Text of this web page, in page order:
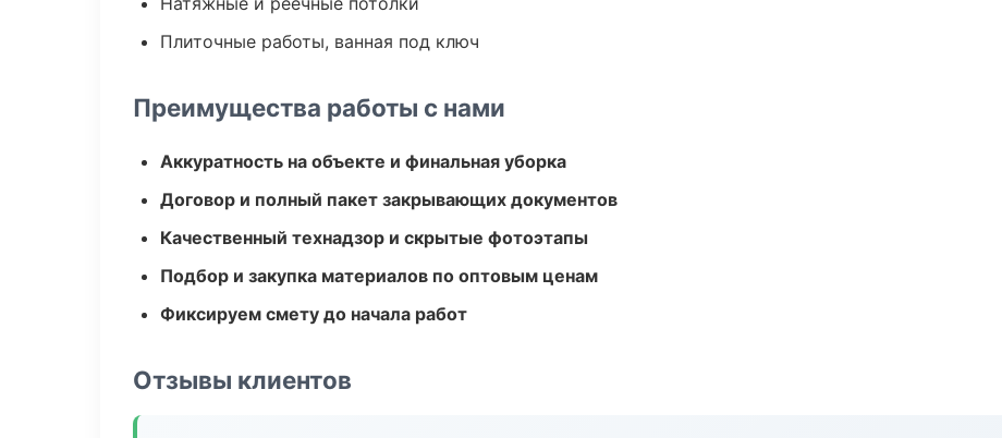
Плиточные работы, ванная под ключ
Преимущества работы с нами
Аккуратность на объекте и финальная уборка
Договор и полный пакет закрывающих документов
Качественный технадзор и скрытые фотоэтапы
Подбор и закупка материалов по оптовым ценам
Фиксируем смету до начала работ
Отзывы клиентов